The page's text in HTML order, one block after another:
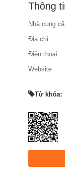
Thông
Nhà cung
Địa chỉ
Điện thoại
Website
Từ khóa: